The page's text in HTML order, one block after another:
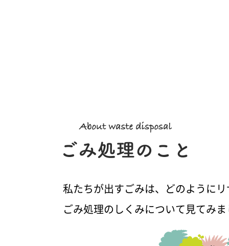
私たちが出すごみは、どのように
ごみ処理のしくみについて見てみ